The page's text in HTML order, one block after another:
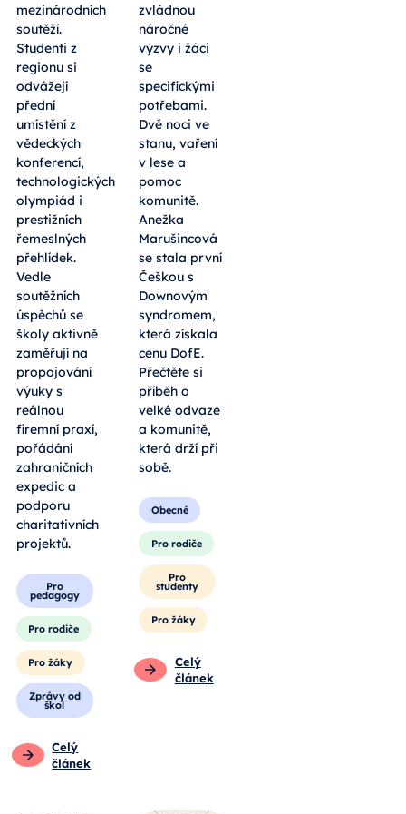
mezinárodních
soutěží.
Studenti z
regionu si
odvážejí
přední
umístění z
vědeckých
konferencí,
technologických
olympiád i
prestižních
řemeslných
přehlídek.
Vedle
soutěžních
úspěchů se
školy aktivně
zaměřují na
propojování
výuky s
reálnou
firemní praxí,
pořádání
zahraničních
expedic a
podporu
charitativních
projektů.
Pro
pedagogy
Pro rodiče
Pro žáky
Zprávy od
škol
Celý
článek
zvládnou
náročné
výzvy i žáci
se
specifickými
potřebami.
Dvě noci ve
stanu, vaření
v lese a
pomoc
komunitě.
Anežka
Marušincová
se stala první
Češkou s
Downovým
syndromem,
která získala
cenu DofE.
Přečtěte si
příběh o
velké odvaze
a komunitě,
která drží při
sobě.
Obecné
Pro rodiče
Pro
studenty
Pro žáky
Celý
článek